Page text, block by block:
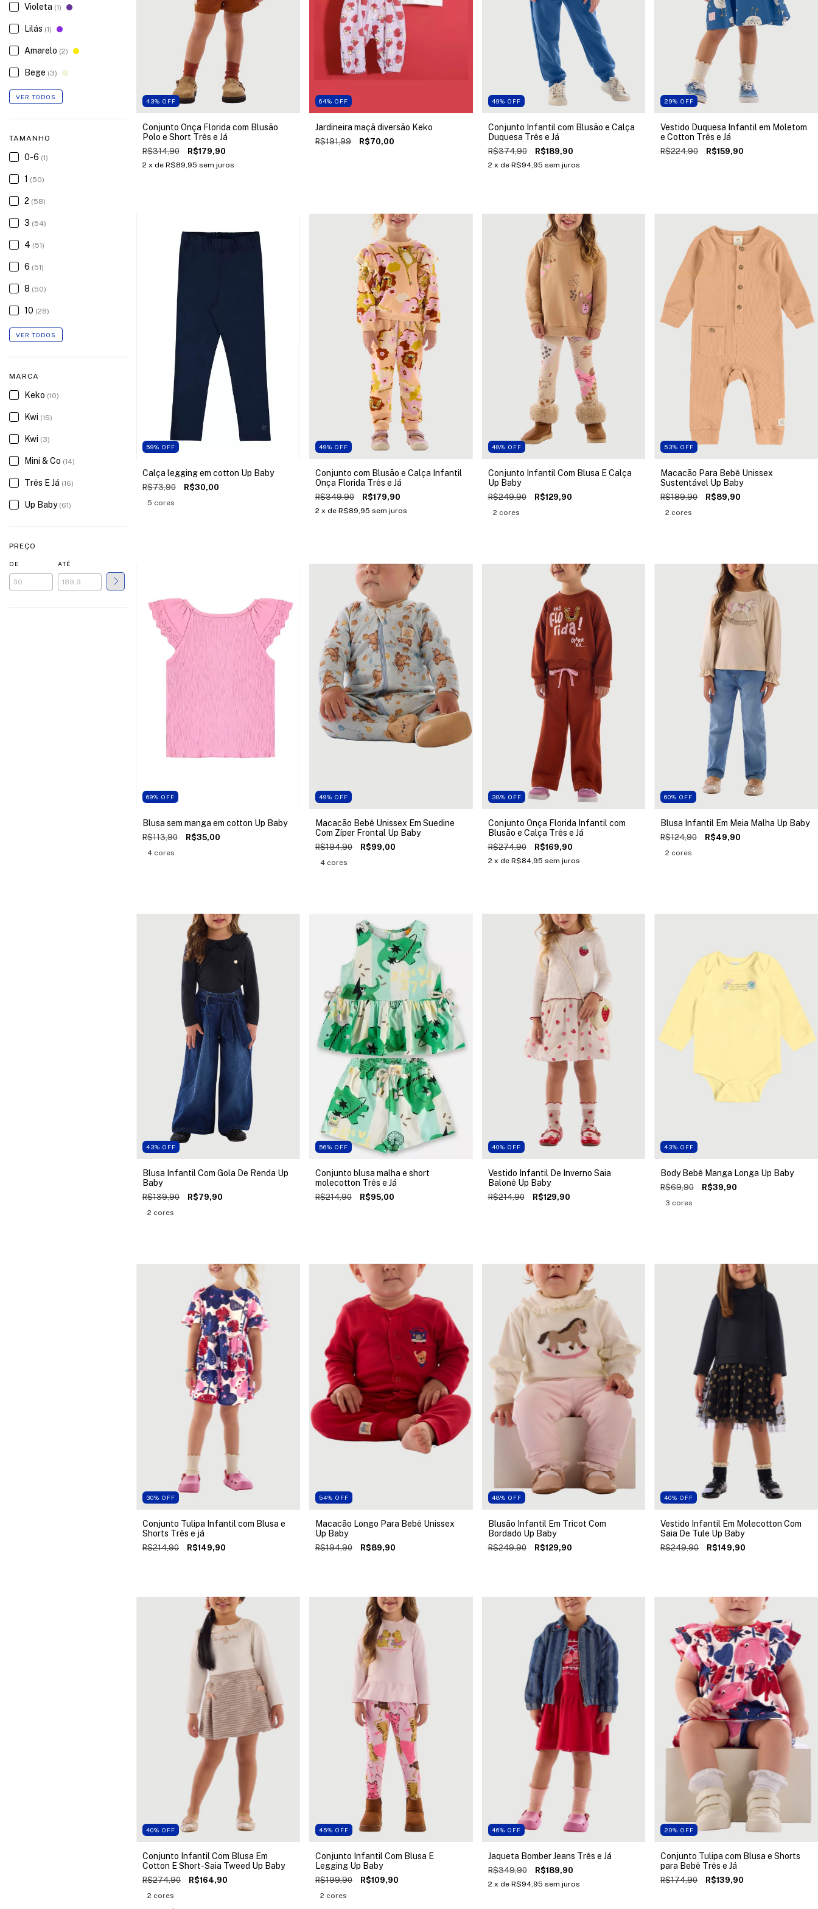
Violeta (1)
Lilás (1)
Amarelo (2)
Bege (3)
VER TODOS
TAMANHO
0-6 (1)
1 (50)
2 (58)
3 (54)
4 (51)
6 (51)
8 (50)
10 (28)
VER TODOS
MARCA
Keko (10)
Kwi (16)
Kwi (3)
Mini & Co (14)
Três E Já (16)
Up Baby (61)
PREÇO
DE ATÉ
43% OFF
Conjunto Onça Florida com Blusão
Polo e Short Três e Já
R$314,90 R$179,90
2 x de R$89,95 sem juros
64% OFF
Jardineira maçã diversão Keko
R$191,99 R$70,00
49% OFF
Conjunto Infantil com Blusão e Calça
Duquesa Três e Já
R$374,90 R$189,90
2 x de R$94,95 sem juros
29%OFF
Vestido Duquesa Infantil em Moletom
e Cotton Três e Já
R$224,90 R$159,90
59% OFF
Calça legging em cotton Up Baby
R$73,90 R$30,00
5 cores
49% OFF
Conjunto com Blusão e Calça Infantil
Onça Florida Três e Já
R$349,90 R$179,90
2 x de R$89,95 sem juros
48% OFF
Conjunto Infantil Com Blusa E Calça
Up Baby
R$249,90 R$129,90
2 cores
53%OFF
Macacão Para Bebê Unissex
Sustentável Up Baby
R$189,90 R$89,90
2 cores
69% OFF
Blusa sem manga em cotton Up Baby
R$113,90 R$35,00
4 cores
49% OFF
Macacão Bebê Unissex Em Suedine
Com Zíper Frontal Up Baby
R$194,90 R$99,00
4 cores
38% OFF
Conjunto Onça Florida Infantil com
Blusão e Calça Três e Já
R$274,90 R$169,90
2 x de R$84,95 sem juros
60%OFF
Blusa Infantil Em Meia Malha Up Baby
R$124,90 R$49,90
2 cores
43% OFF
Blusa Infantil Com Gola De Renda Up
Baby
R$139,90 R$79,90
2 cores
56% OFF
Conjunto blusa malha e short
molecotton Três e Já
R$214,90 R$95,00
40% OFF
Vestido Infantil De Inverno Saia
Balonê Up Baby
R$214,90 R$129,90
43%OFF
Body Bebê Manga Longa Up Baby
R$69,90 R$39,90
3 cores
30% OFF
Conjunto Tulipa Infantil com Blusa e
Shorts Três e já
R$214,90 R$149,90
54% OFF
Macacão Longo Para Bebê Unissex
Up Baby
R$194,90 R$89,90
48% OFF
Blusão Infantil Em Tricot Com
Bordado Up Baby
R$249,90 R$129,90
40%OFF
Vestido Infantil Em Molecotton Com
Saia De Tule Up Baby
R$249,90 R$149,90
40% OFF
Conjunto Infantil Com Blusa Em
Cotton E Short-Saia Tweed Up Baby
R$274,90 R$164,90
2 cores
45% OFF
Conjunto Infantil Com Blusa E
Legging Up Baby
R$199,90 R$109,90
2 cores
46% OFF
Jaqueta Bomber Jeans Três e Já
R$349,90 R$189,90
2 x de R$94,95 sem juros
20%OFF
Conjunto Tulipa com Blusa e Shorts
para Bebê Três e Já
R$174,90 R$139,90